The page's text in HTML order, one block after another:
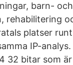
barn- och
rehabilitering
platser
IP-
32 bitar som är